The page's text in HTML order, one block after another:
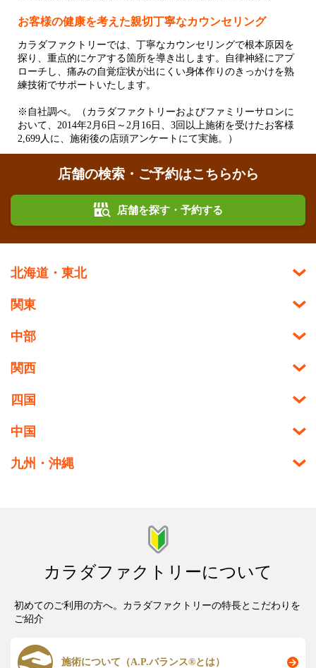
お客様の健康を考えた親切丁寧なカウンセリング
カラダファクトリーでは、丁寧なカウンセリングで根本原因を
探り、重点的にケアする箇所を導き出します。自律神経にアプ
ローチし、痛みの自覚症状が出にくい身体作りのきっかけを熟
練技術でサポートいたします。
※自社調べ。（カラダファクトリーおよびファミリーサロンに
おいて、2014年2月6日～2月16日、3回以上施術を受けたお客様
2,699人に、施術後の店頭アンケートにて実施。）
店舗の検索・ご予約はこちらから
店舗を探す・予約する
北海道・東北
関東
中部
関西
四国
中国
九州・沖縄
カラダファクトリーについて
初めてのご利用の方へ。カラダファクトリーの特長とこだわりを
ご紹介
施術について（A.P.バランス®とは）